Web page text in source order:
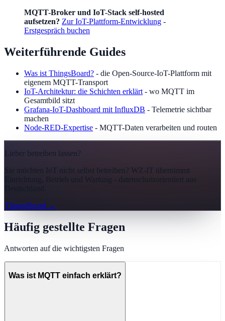
MQTT-Broker und IoT-Stack self-hosted
aufsetzen? Zur IoT-Plattform-Entwicklung -
Erstgespräch buchen
Weiterführende Guides
Was ist ThingsBoard? - die Open-Source-IoT-Plattform mit
eigenem MQTT-Transport
IoT-Architektur: die Schichten erklärt - wo MQTT im
Gesamtbild sitzt
Grafana-IoT-Dashboard mit InfluxDB - Telemetrie sichtbar
machen
Node-RED-Expertise - MQTT-Daten verarbeiten und routen
Lieber betreiben lassen?
Sie möchten IoT nicht selbst betreiben? WZ-IT übernimmt
Einrichtung, Betrieb und Wartung - datenschutzorientiert aus
ThingsBoard →
Häufig gestellte Fragen
Antworten auf die wichtigsten Fragen
Was ist MQTT einfach erklärt?